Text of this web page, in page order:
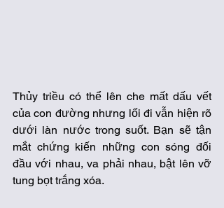
Thủy triều có thể lên che mất dấu vết
của con đường nhưng lối đi vẫn hiện rõ
dưới làn nước trong suốt. Bạn sẽ tận
mắt chứng kiến những con sóng đối
đầu với nhau, va phải nhau, bật lên vỡ
tung bọt trắng xóa.